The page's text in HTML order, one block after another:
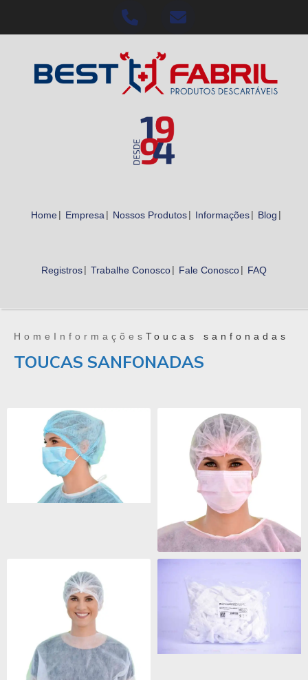
Home Empresa Nossos Produtos Informações Blog
Registros Trabalhe Conosco Fale Conosco FAQ
Home Informações Toucas sanfonadas
TOUCAS SANFONADAS